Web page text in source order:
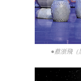
●蔡浙飛（